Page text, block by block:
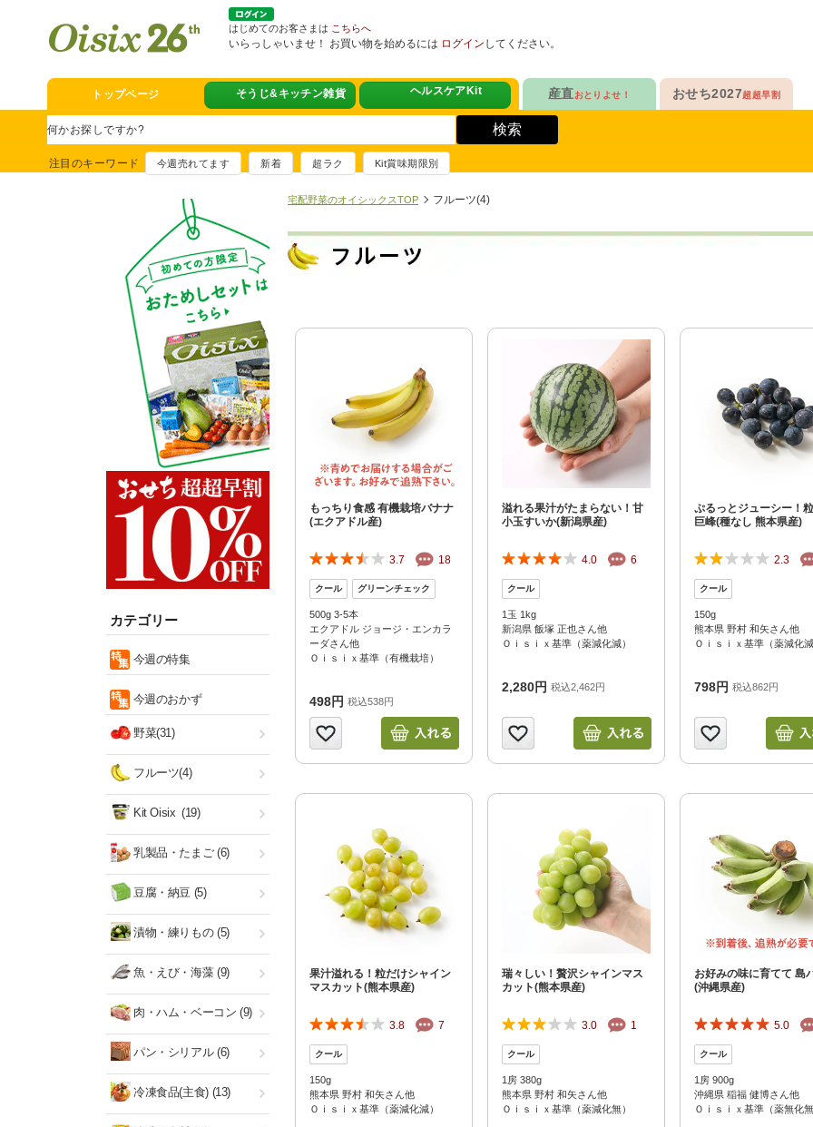
はじめてのお客さまは こちらへ
いらっしゃいませ！ お買い物を始めるには ログイン してください。
トップページ 熊本地震への緊急支援
豪華賞品が当たるチャンス
満足ごはん大集合
おすすめ！出汁付き肉吸い
イチ推し！今週の魚
真アジのおぼろ昆布〆
そうじ&キッチン雑貨
熊本地震への緊急支援
寄付付き商品取り扱い中
ヘルスケアKit
ヘルスケアKit
健康サポート食品
産直おとりよせ！
信州フルーツ定期便
貴重な黄桃食べ比べ
奥山さんの幸せの黄桃
人気No.5
夏にピッタリ
モチモチ食感チーズ
おせち2027超超早割
和風特化お重
人気品目を増量！
家族でたっぷり楽しむ
和・洋・中　よくばりセット
人気二段重「高砂」と
本格中華オードブル
検索
注目のキーワード 今週売れてます 新着 超ラク Kit賞味期限別
宅配野菜のオイシックスTOP フルーツ(4)
もっちり食感 有機栽培バナナ
(エクアドル産)
3.7 18
500g 3-5本
エクアドル ジョージ・エンカラ
ーダさん他
Ｏｉｓｉｘ基準（有機栽培）
498円 税込538円
溢れる果汁がたまらない！甘
小玉すいか(新潟県産)
4.0 6
1玉 1kg
新潟県 飯塚 正也さん他
Ｏｉｓｉｘ基準（薬減化減）
2,280円 税込2,462円
ぷるっとジューシー！
巨峰(種なし 熊本県産)
2.3
150g
熊本県 野村 和矢さん他
Ｏｉｓｉｘ基準（薬減化減
798円 税込862円
果汁溢れる！粒だけシャイン
マスカット(熊本県産)
3.8 7
150g
熊本県 野村 和矢さん他
Ｏｉｓｉｘ基準（薬減化減）
瑞々しい！贅沢シャインマス
カット(熊本県産)
3.0 1
1房 380g
熊本県 野村 和矢さん他
Ｏｉｓｉｘ基準（薬減化無）
お好みの味に育てて 島
(沖縄県産)
5.0
1房 900g
沖縄県 稲福 健博さん他
Ｏｉｓｉｘ基準（薬無化無
カテゴリー
今週の特集
今週のおかず
野菜(31)
フルーツ(4)
Kit Oisix (19)
乳製品・たまご(6)
豆腐・納豆 (5)
漬物・練りもの(5)
魚・えび・海藻(9)
肉・ハム・ベーコン (9)
パン・シリアル(6)
冷凍食品(主食)(13)